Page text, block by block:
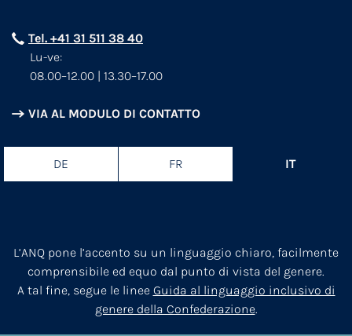
Tel. +41 31 511 38 40
Lu-ve:
08.00–12.00 | 13.30–17.00
VIA AL MODULO DI CONTATTO
DE FR IT
L’ANQ pone l’accento su un linguaggio chiaro, facilmente
comprensibile ed equo dal punto di vista del genere.
A tal fine, segue le linee Guida al linguaggio inclusivo di
genere della Confederazione.